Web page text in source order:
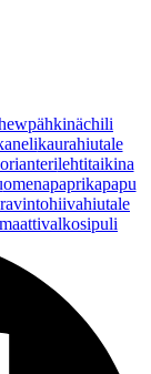
chili
kaurahiutale
lehtitaikina
omenapaprikapapu
ravintohiivahiutale
valkosipuli